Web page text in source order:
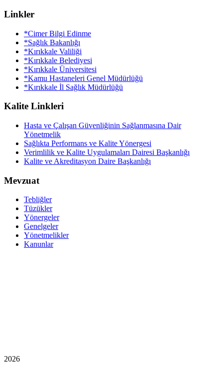
Linkler
*Cimer Bilgi Edinme
*Sağlık Bakanlığı
*Kırıkkale Valiliği
*Kırıkkale Belediyesi
*Kırıkkale Üniversitesi
*Kamu Hastaneleri Genel Müdürlüğü
*Kırıkkale İl Sağlık Müdürlüğü
Kalite Linkleri
Hasta ve Çalışan Güvenliğinin Sağlanmasına Dair
Yönetmelik
Sağlıkta Performans ve Kalite Yönergesi
Verimlilik ve Kalite Uygulamaları Dairesi Başkanlığı
Kalite ve Akreditasyon Daire Başkanlığı
Mevzuat
Tebliğler
Tüzükler
Yönergeler
Genelgeler
Yönetmelikler
Kanunlar
2026